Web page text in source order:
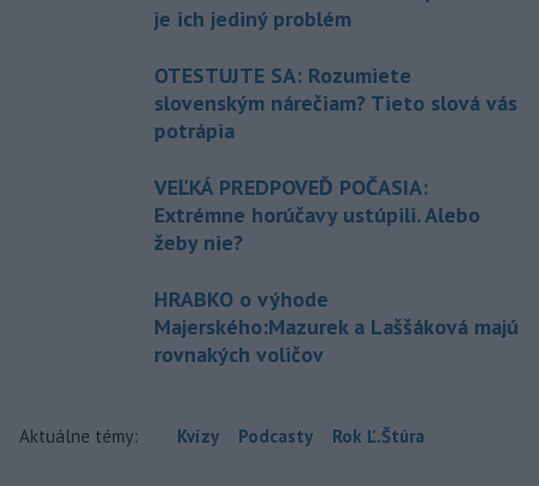
je ich jediný problém
OTESTUJTE SA: Rozumiete
slovenským nárečiam? Tieto slová vás
potrápia
VEĽKÁ PREDPOVEĎ POČASIA:
Extrémne horúčavy ustúpili. Alebo
žeby nie?
HRABKO o výhode
Majerského:Mazurek a Laššáková majú
rovnakých voličov
Aktuálne témy: Kvízy Podcasty Rok Ľ.Štúra